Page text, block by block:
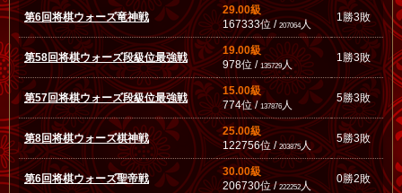
第6回将棋ウォーズ竜神戦
29.00級
167333位 / 207064人
1勝3敗
第58回将棋ウォーズ段級位最強戦
19.00級
978位 / 135729人
1勝3敗
第57回将棋ウォーズ段級位最強戦
15.00級
774位 / 137876 人
5勝3敗
第8回将棋ウォーズ棋神戦
25.00級
122756位 /203875人
5勝3敗
第6回将棋ウォーズ聖帝戦
30.00級
206730位 /222252人
0勝2敗